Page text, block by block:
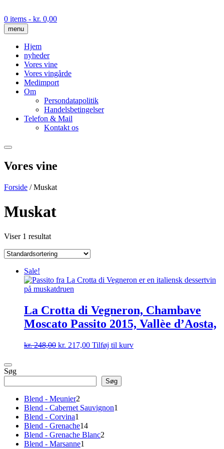
to
content
0 items - kr. 0,00
menu
Hjem
nyheder
Vores vine
Vores vingårde
Medimport
Om
Persondatapolitik
Handelsbetingelser
Telefon & Mail
Kontakt os
Vores vine
Forside / Muskat
Muskat
Viser 1 resultat
Sale!
La Crotta di Vegneron, Chambave
Moscato Passito 2015, Vallèe d’Aosta,
kr.248,00 Den
kr. 217,00Den
kr. 217,00.
Tilføj til kurv
Søg
Søg
Blend - Meunier2
varer
Blend - Cabernet Sauvignon1
Blend - Corvina1
vare
Blend - Grenache1414
varer
Blend - Grenache Blanc2
Blend - Marsanne1